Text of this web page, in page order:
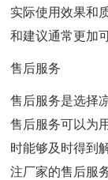
实际使用效果和
和建议通常更加
售后服务
售后服务是选择
售后服务可以为
时能够及时得到
注厂家的售后服